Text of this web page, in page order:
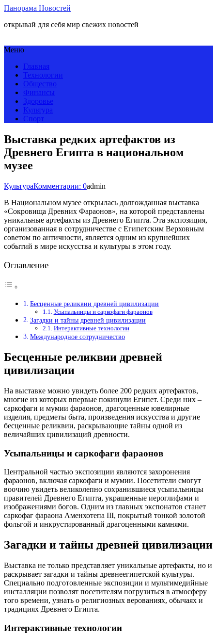
Панорама Новостей
открывай для себя мир свежих новостей
Меню
Главная
Технологии
Общество
Финансы
Здоровье
Культура
Спорт
Выставка редких артефактов из
Древнего Египта в национальном
музее
КультураКомментарии: 0admin
В Национальном музее открылась долгожданная выставка
«Сокровища Древних Фараонов», на которой представлены
уникальные артефакты из Древнего Египта. Эта экспозиция,
организованная в сотрудничестве с Египетским Верховным
советом по античности, является одним из крупнейших
событий в мире искусства и культуры в этом году.
Оглавление
Бесценные реликвии древней цивилизации
Усыпальницы и саркофаги фараонов
Загадки и тайны древней цивилизации
Интерактивные технологии
Международное сотрудничество
Бесценные реликвии древней
цивилизации
На выставке можно увидеть более 200 редких артефактов,
многие из которых впервые покинули Египет. Среди них –
саркофаги и мумии фараонов, драгоценные ювелирные
изделия, предметы быта, произведения искусства и другие
бесценные реликвии, раскрывающие тайны одной из
величайших цивилизаций древности.
Усыпальницы и саркофаги фараонов
Центральной частью экспозиции являются захоронения
фараонов, включая саркофаги и мумии. Посетители смогут
воочию увидеть великолепно сохранившиеся усыпальницы
правителей Древнего Египта, украшенные иероглифами и
изображениями богов. Одним из главных экспонатов станет
саркофаг фараона Аменхотепа III, покрытый тонкой золотой
фольгой и инкрустированный драгоценными камнями.
Загадки и тайны древней цивилизации
Выставка не только представляет уникальные артефакты, но и
раскрывает загадки и тайны древнеегипетской культуры.
Специально подготовленные экспозиции и мультимедийные
инсталляции позволят посетителям погрузиться в атмосферу
того времени, узнать о религиозных верованиях, обычаях и
традициях Древнего Египта.
Интерактивные технологии